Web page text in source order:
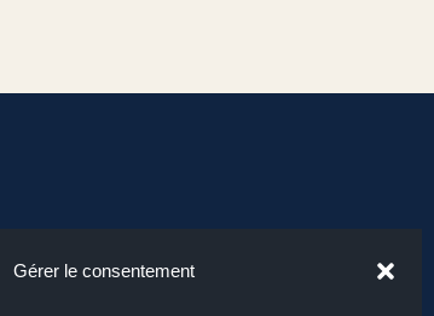
Gérer le consentement